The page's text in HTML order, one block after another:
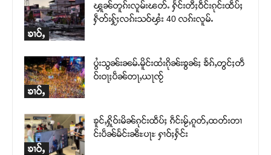
ၶၢဝ်ႇ
ၾူၼ်တူၵ်းလူမ်းၽတ်ႉ ႁႅင်းတီႈဝဵင်းၵုင်းထဵပ်ႈ
ႁဵတ်းႁႂ်ႈလၵ်းသဝ်ၾႆး 40 လၵ်းလူမ်ႉ
ၶၢဝ်ႇ
ပွႆးသွၼ်းၼမ်ႉမိူင်းထႆးၵိုၼ်းၶွၼ်ႈ ၶႅၵ်ႇတွင်ႈတဵ
ဝ်းဝႃႈပဵၼ်တႃႇယႃၸႂ်
ၶၢဝ်ႇ
ၶူင်ႇႁိူဝ်းမိၼ်ၵုင်းထဵပ်ႈ ၵဵင်းမႂ်ႇၵူတ်ႇထတ်းတၢ
င်းပဵၼ်မႅင်းၼီႊပႃႊ ႁၢဝ်ႈႁႅင်း